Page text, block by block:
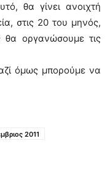
θα γίνει ανοιχτή
στις 20 του μηνός,
οργανώσουμε τις
όμως μπορούμε να
2011